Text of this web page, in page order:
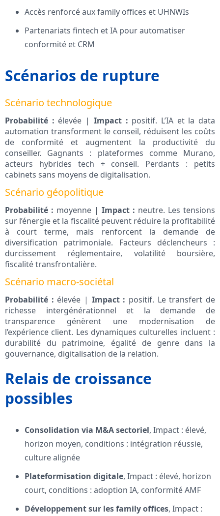
Accès renforcé aux family offices et UHNWIs
Partenariats fintech et IA pour automatiser
conformité et CRM
Scénarios de rupture
Scénario technologique
Probabilité : élevée | Impact : positif. L’IA et la data
automation transforment le conseil, réduisent les coûts
de conformité et augmentent la productivité du
conseiller. Gagnants : plateformes comme Murano,
acteurs hybrides tech + conseil. Perdants : petits
cabinets sans moyens de digitalisation.
Scénario géopolitique
Probabilité : moyenne | Impact : neutre. Les tensions
sur l’énergie et la fiscalité peuvent réduire la profitabilité
à court terme, mais renforcent la demande de
diversification patrimoniale. Facteurs déclencheurs :
durcissement réglementaire, volatilité boursière,
fiscalité transfrontalière.
Scénario macro-sociétal
Probabilité : élevée | Impact : positif. Le transfert de
richesse intergénérationnel et la demande de
transparence génèrent une modernisation de
l’expérience client. Les dynamiques culturelles incluent :
durabilité du patrimoine, égalité de genre dans la
gouvernance, digitalisation de la relation.
Relais de croissance
possibles
Consolidation via M&A sectoriel, Impact : élevé,
horizon moyen, conditions : intégration réussie,
culture alignée
Plateformisation digitale, Impact : élevé, horizon
court, conditions : adoption IA, conformité AMF
Développement sur les family offices, Impact :